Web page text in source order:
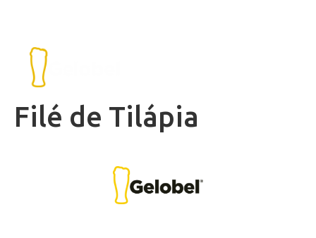
Filé de Tilápia